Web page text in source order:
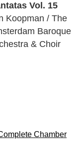
Vol. 15
Koopman / The
Baroque
& Choir